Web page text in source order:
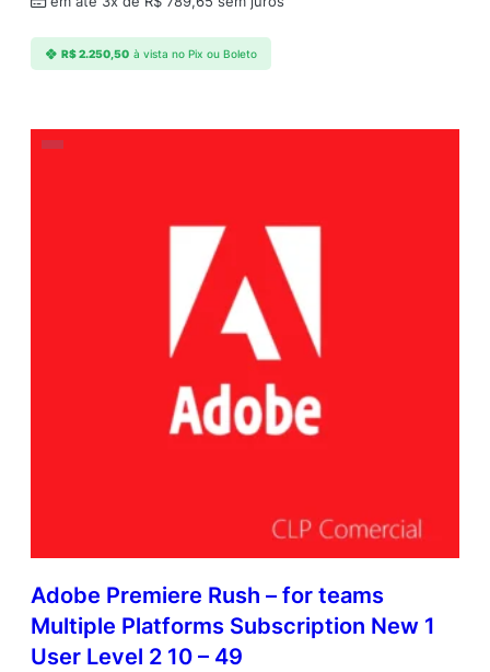
R$2.250,50 à vista no Pix ou Boleto
Adobe Premiere Rush – for teams
Multiple Platforms Subscription New 1
User Level 2 10 – 49